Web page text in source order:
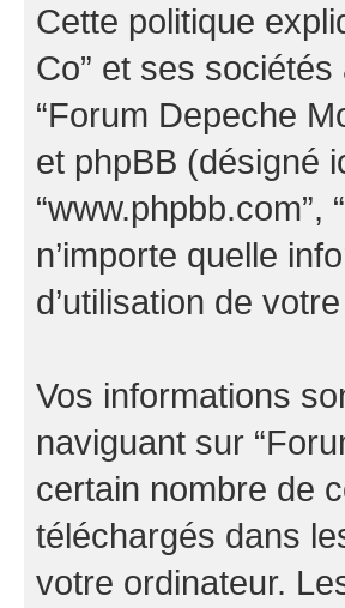
Cette politique
Co” et ses sociétés
“Forum Depeche
et phpBB (désigné
“www.phpbb.com”,
n’importe quelle
d’utilisation de
Vos informations
naviguant sur
certain nombre de
téléchargés dans
votre ordinateur.